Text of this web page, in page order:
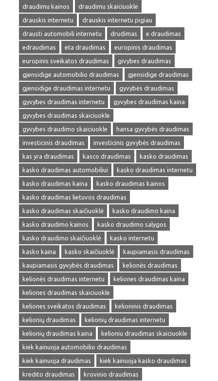
draudimu kainos
draudimu skaiciuokle
drauskis internetu
drauskis internetu pigiau
drausti automobili internetu
drudimas
e draudimas
edraudimas
eta draudimas
europinis draudimas
europinis sveikatos draudimas
givybes draudimas
gjensidige automobilio draudimas
gjensidige draudimas
gjensidige draudimas internetu
gyvybės draudimas
gyvybes draudimas internetu
gyvybes draudimas kaina
gyvybes draudimas skaiciuokle
gyvybes draudimo skaiciuokle
hansa gyvybės draudimas
investicinis draudimas
investicinis gyvybės draudimas
kas yra draudimas
kasco draudimas
kasko draudimas
kasko draudimas automobiliui
kasko draudimas internetu
kasko draudimas kaina
kasko draudimas kainos
kasko draudimas lietuvos draudimas
kasko draudimas skaičiuoklė
kasko draudimo kaina
kasko draudimo kainos
kasko draudimo salygos
kasko draudimo skaičiuoklė
kasko internetu
kasko kaina
kasko skaičiuoklė
kaupiamasis draudimas
kaupiamasis gyvybės draudimas
kelionės draudimas
kelionės draudimas internetu
keliones draudimas kaina
keliones draudimas skaiciuokle
keliones sveikatos draudimas
kelioninis draudimas
kelionių draudimas
kelionių draudimas internetu
kelionių draudimas kaina
kelioniu draudimas skaiciuokle
kiek kainuoja automobilio draudimas
kiek kainuoja draudimas
kiek kainuoja kasko draudimas
kredito draudimas
krovinio draudimas